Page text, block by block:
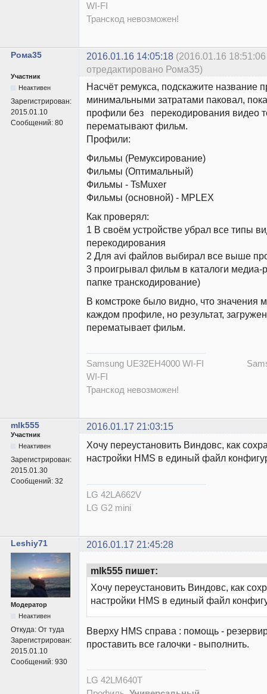
WI-FI
Транскод невозможен!
Рома35 2016.01.16 14:05:18 (2016.01.16 18:51:06
отредактировано Рома35)
Участник
Неактивен
Зарегистрирован:
2015.01.10
Сообщений: 80
Насчёт ремукса, подскажите название
минимальными затратами паковал,
профили без перекодирования видео
перематывают фильм.
Профили:
Фильмы (Ремуксирование)
Фильмы (Оптимальный)
Фильмы - TsMuxer
Фильмы (основной) - MPLEX
Как проверял:
1 В своём устройстве убрал все типы
перекодирования
2 Для avi файлов выбирал все выше
3 проигрывал фильм в каталоги медиа-
папке транскодирование)
В комстроке было видно, что значения
каждом профиле, но результат,
перематывает фильм.
Samsung UE32EH4000 WI-FI
WI-FI
Транскод невозможен!
mlk555 2016.01.17 21:03:15
Участник
Неактивен
Зарегистрирован:
2015.01.30
Сообщений: 32
Хочу переустановить Виндовс, как
настройки HMS в единый файл
LG 42LA662V
LG G2 mini
Leshiy71 2016.01.17 21:45:28
Модератор
Неактивен
Откуда: От туда
Зарегистрирован:
2015.01.10
Сообщений: 930
mlk555 пишет:
Хочу переустановить Виндовс, как
настройки HMS в единый файл
Вверху HMS справа : помощь -
проставить все галочки - выполнить.
LG 42LM640T